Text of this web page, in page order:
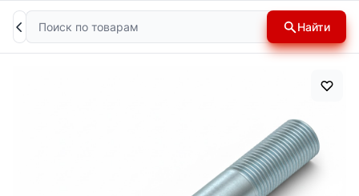
Поиск Найти